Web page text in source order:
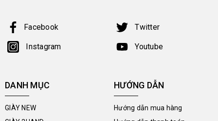
Facebook Twitter
Instagram Youtube
DANH MỤC
GIÀY NEW
HƯỚNG DẪN
Hướng dẫn mua hàng